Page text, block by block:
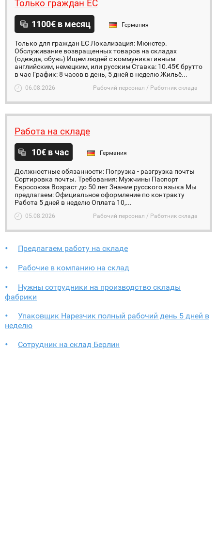
Только граждан ЕС
1100€ в месяц Германия
Только для граждан ЕС Локализация: Мюнстер.
Обслуживание возвращенных товаров на складах
(одежда, обувь) Ищем людей с коммуникативным
английским, немецким, или русским Ставка: 10.45€ брутто
в час График: 8 часов в день, 5 дней в неделю Жильё...
06.08.2026 Рабочий персонал / Работник склада
Работа на складе
10€ в час Германия
Должностные обязанности: Погрузка - разгрузка почты
Сортировка почты. Требования: Мужчины Паспорт
Евросоюза Возраст до 50 лет Знание русского языка Мы
предлагаем: Официальное оформление по контракту
Работа 5 дней в неделю Оплата 10,...
05.08.2026 Рабочий персонал / Работник склада
Предлагаем работу на складе
Рабочие в компанию на склад
Нужны сотрудники на производство склады
фабрики
Упаковщик Нарезчик полный рабочий день 5 дней в
неделю
Сотрудник на склад Берлин